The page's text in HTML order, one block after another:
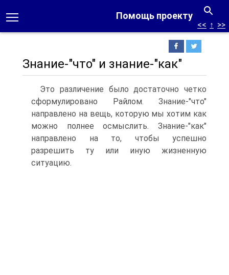
Помощь проекту
<< ↑ >>
Знание-"что" и знание-"как"
Это различение было достаточно четко
сформулировано Райлом. Знание-"что"
направлено на вещь, которую мы хотим как
можно полнее осмыслить. Знание-"как"
направлено на то, чтобы успешно
разрешить ту или иную жизненную
ситуацию.